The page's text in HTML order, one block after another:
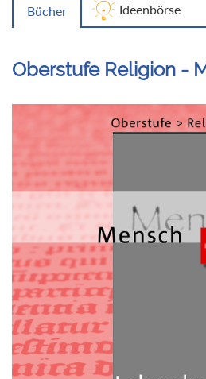
Bücher Ideenbörse
Oberstufe Religion -